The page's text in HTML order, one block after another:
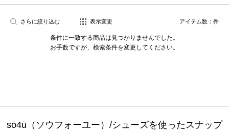
さらに絞り込む 表示変更 アイテム数： 件
条件に一致する商品は見つかりませんでした。
お手数ですが、検索条件を変更してください。
sō4ū（ソウフォーユー）/シューズを使ったスナップ